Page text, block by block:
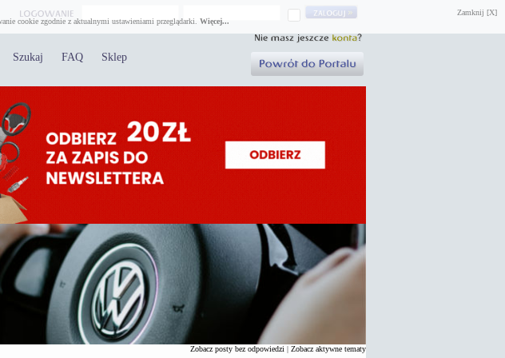
Zamknij [X]
cookie zgodnie z aktualnymi ustawieniami przeglądarki. Więcej...
Szukaj FAQ Sklep
Zobacz posty bez odpowiedzi | Zobacz aktywne tematy